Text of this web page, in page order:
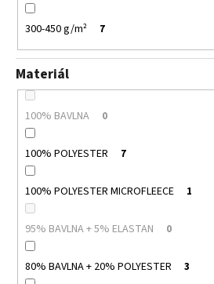
300-450 g/m² 7
Materiál
100% BAVLNA 0
100% POLYESTER 7
100% POLYESTER MICROFLEECE 1
95% BAVLNA + 5% ELASTAN 0
80% BAVLNA + 20% POLYESTER 3